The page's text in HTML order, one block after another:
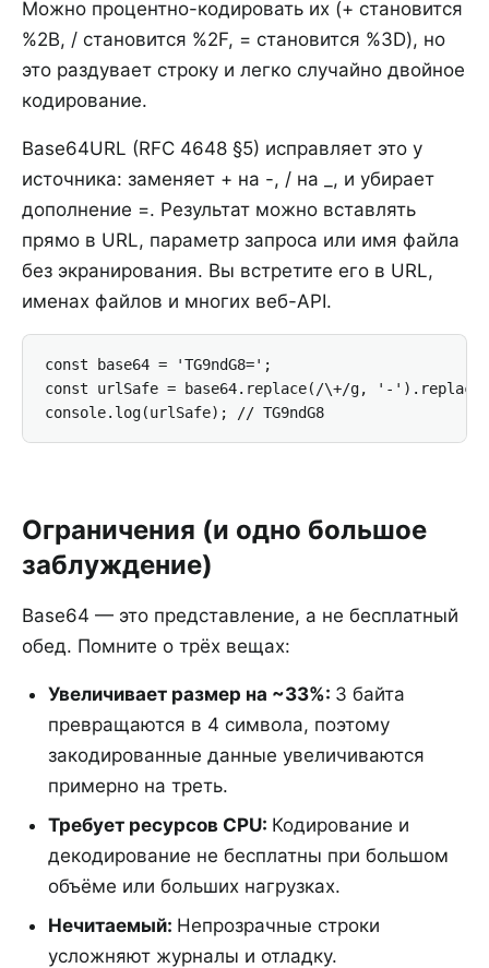
Можно процентно-кодировать их (+ становится
%2B, / становится %2F, = становится %3D), но
это раздувает строку и легко случайно двойное
кодирование.
Base64URL (RFC 4648 §5) исправляет это у
источника: заменяет + на -, / на _, и убирает
дополнение =. Результат можно вставлять
прямо в URL, параметр запроса или имя файла
без экранирования. Вы встретите его в URL,
именах файлов и многих веб-API.
const base64 = 'TG9ndG8=';
const urlSafe = base64.replace(/\+/g, '-
console.log(urlSafe); // TG9ndG8
Ограничения (и одно большое
заблуждение)
Base64 — это представление, а не бесплатный
обед. Помните о трёх вещах:
Увеличивает размер на ~33%: 3 байта
превращаются в 4 символа, поэтому
закодированные данные увеличиваются
примерно на треть.
Требует ресурсов CPU: Кодирование и
декодирование не бесплатны при большом
объёме или больших нагрузках.
Нечитаемый: Непрозрачные строки
усложняют журналы и отладку.